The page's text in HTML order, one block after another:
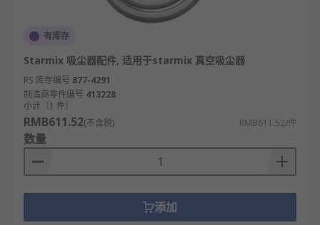
有库存
Starmix 吸尘器配件, 适用于starmix 真空吸尘器
RS 库存编号 877-4291
制造商零件编号 413228
小计（1 件）
RMB611.52(不含税) RMB611.52/件
数量
添加